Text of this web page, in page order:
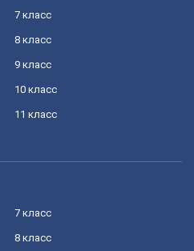
7 класс
8 класс
9 класс
10 класс
11 класс
7 класс
8 класс